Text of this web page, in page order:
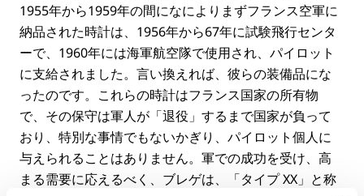
1955年から1959年の間になによりまずフランス空軍に
納品された時計は、1956年から67年に試験飛行センタ
ーで、1960年には海軍航空隊で使用され、パイロット
に支給されました。言い換えれば、彼らの装備品にな
ったのです。これらの時計はフランス国家の所有物
で、その保守は軍人が「退役」するまで国家が負って
おり、特別な事情でもないかぎり、パイロット個人に
与えられることはありません。軍での成功を受け、高
まる需要に応えるべく、ブレゲは、「タイプ XX」と称